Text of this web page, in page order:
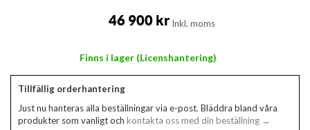
46 900 kr Inkl. moms
Finns i lager (Licenshantering)
Tillfällig orderhantering
Just nu hanteras alla beställningar via e-post. Bläddra bland våra
produkter som vanligt och kontakta oss med din beställning →